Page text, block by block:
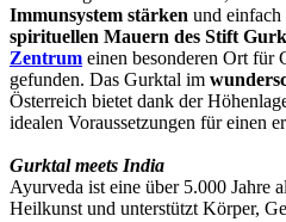
Immunsystem stärken und einfach
spirituellen Mauern des Stift Gurk
Zentrum einen besonderen Ort für
gefunden. Das Gurktal im
Österreich bietet dank der
idealen Voraussetzungen für einen
Gurktal meets India
Ayurveda ist eine über 5.000 Jahre
Heilkunst und unterstützt Körper,